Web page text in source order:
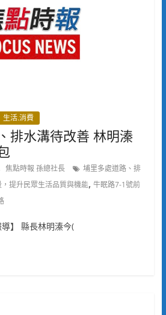
生活.消費
排水溝待改善 林明溱
焦點時報 孫總社長
埔里多處道路、排
提升民眾生活品質與機能, 牛眠路7-1號前
導】 縣長林明溱今(